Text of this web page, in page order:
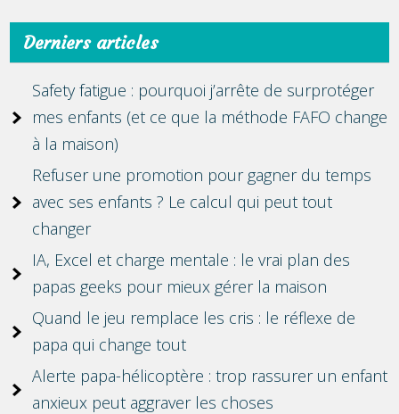
Derniers articles
Safety fatigue : pourquoi j’arrête de surprotéger
mes enfants (et ce que la méthode FAFO change
à la maison)
Refuser une promotion pour gagner du temps
avec ses enfants ? Le calcul qui peut tout
changer
IA, Excel et charge mentale : le vrai plan des
papas geeks pour mieux gérer la maison
Quand le jeu remplace les cris : le réflexe de
papa qui change tout
Alerte papa-hélicoptère : trop rassurer un enfant
anxieux peut aggraver les choses